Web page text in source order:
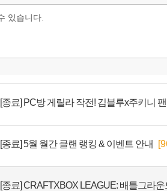
[종료] PC방 게릴라 작전! 김블루x주키니
[종료] 5월 월간 클랜 랭킹 & 이벤트 안내
[종료] CRAFTXBOX LEAGUE: 배틀그라운